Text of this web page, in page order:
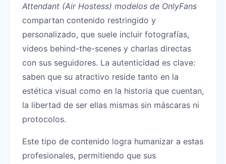
Attendant (Air Hostess) modelos de OnlyFans
compartan contenido restringido y
personalizado, que suele incluir fotografías,
videos behind-the-scenes y charlas directas
con sus seguidores. La autenticidad es clave:
saben que su atractivo reside tanto en la
estética visual como en la historia que cuentan,
la libertad de ser ellas mismas sin máscaras ni
protocolos.
Este tipo de contenido logra humanizar a estas
profesionales, permitiendo que sus